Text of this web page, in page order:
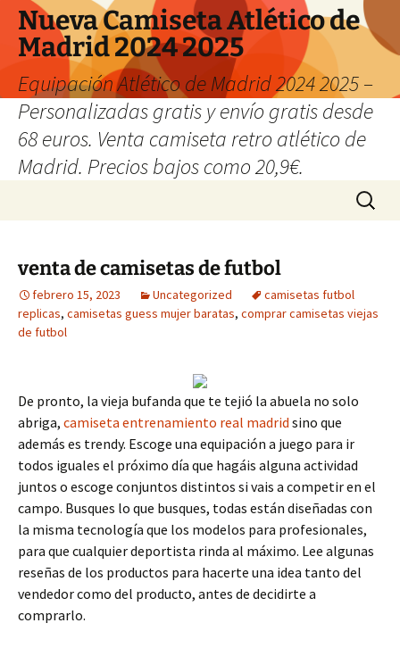
Nueva Camiseta Atlético de
Madrid 2024 2025
Equipación Atlético de Madrid 2024 2025 –
Personalizadas gratis y envío gratis desde
68 euros. Venta camiseta retro atlético de
Madrid. Precios bajos como 20,9€.
Buscar:
venta de camisetas de futbol
febrero 15, 2023 Uncategorized
camisetas futbol
replicas, camisetas guess mujer baratas, comprar camisetas viejas
de futbol
De pronto, la vieja bufanda que te tejió la abuela no solo
abriga, camiseta entrenamiento real madrid sino que
además es trendy. Escoge una equipación a juego para ir
todos iguales el próximo día que hagáis alguna actividad
juntos o escoge conjuntos distintos si vais a competir en el
campo. Busques lo que busques, todas están diseñadas con
la misma tecnología que los modelos para profesionales,
para que cualquier deportista rinda al máximo. Lee algunas
reseñas de los productos para hacerte una idea tanto del
vendedor como del producto, antes de decidirte a
comprarlo.